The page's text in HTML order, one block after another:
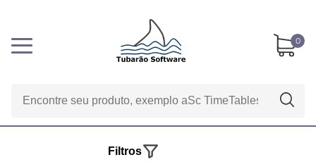
0
Filtros